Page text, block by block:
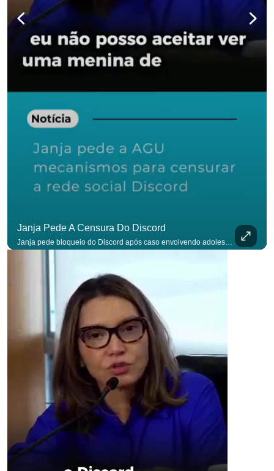
Janja Pede A Censura Do Discord
Janja pede bloqueio do Discord após caso envolvendo adolescente: “Precisamos tirar do ar”. #OAntagonista Se você busca informação com credibilidade, inscreva-se agora e ative o